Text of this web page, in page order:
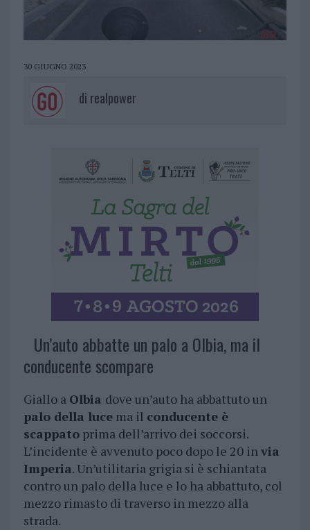
30 GIUGNO 2023
di realpower
Un’auto abbatte un palo a Olbia, ma il
conducente scompare
Giallo a Olbia dove un’auto ha abbattuto un
palo della lucema il conducente è
scappatoprima dell’arrivo dei soccorsi.
L’incidente è avvenuto poco dopo le 20 invia
Imperia. Un’utilitaria grigia si è schiantata
contro un palo della luce e lo ha abbattuto, col
mezzo rimasto di traverso in mezzo alla
strada.